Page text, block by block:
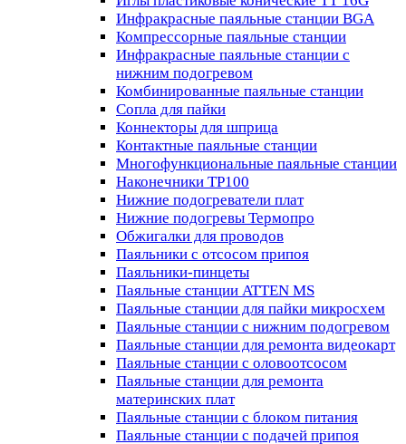
Инфракрасные паяльные станции BGA
Компрессорные паяльные станции
Инфракрасные паяльные станции с
нижним подогревом
Комбинированные паяльные станции
Сопла для пайки
Коннекторы для шприца
Контактные паяльные станции
Многофункциональные паяльные станции
Наконечники TP100
Нижние подогреватели плат
Нижние подогревы Термопро
Обжигалки для проводов
Паяльники с отсосом припоя
Паяльники-пинцеты
Паяльные станции ATTEN MS
Паяльные станции для пайки микросхем
Паяльные станции с нижним подогревом
Паяльные станции для ремонта видеокарт
Паяльные станции с оловоотсосом
Паяльные станции для ремонта
материнских плат
Паяльные станции с блоком питания
Паяльные станции с подачей припоя